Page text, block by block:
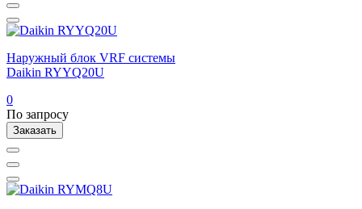
Наружный блок VRF системы
Daikin RYYQ20U
0
По запросу
Заказать